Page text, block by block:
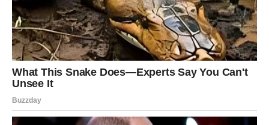
prepoznatljivost, ali i odgovornost da pokaže da je mnogo više
od jednog lika.
Njegov put ka glumi počeo je mnogo prije Montevidea. Već
kao dijete pokazivao je interesovanje za scenu, a sa samo
šest godina krenuo je u školu glume. Prve uloge bile su
male i skromne, ali dovoljne da shvati da je gluma poziv, a
ne prolazna avantura. Montevideo je bio prekretnica, ali ne i